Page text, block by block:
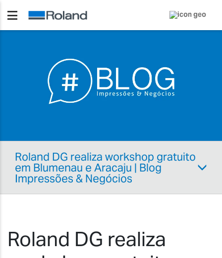
Roland DG realiza workshop gratuito
em Blumenau e Aracaju | Blog
Impressões & Negócios
Roland DG realiza